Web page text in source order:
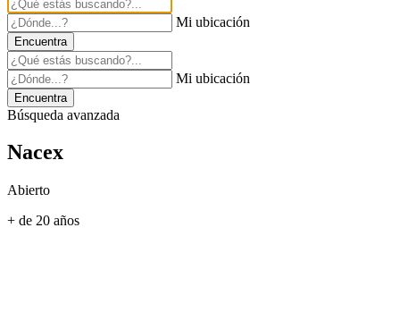
Mi ubicación
Encuentra
Mi ubicación
Encuentra
Búsqueda avanzada
Nacex
Abierto
+ de 20 años